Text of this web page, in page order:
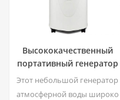
Высококачественный
портативный генератор
воды из воздуха HR-77M
Этот небольшой генератор
атмосферной воды широко